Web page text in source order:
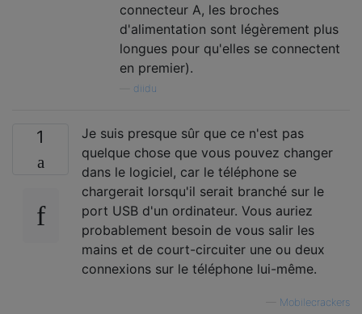
connecteur A, les broches
d'alimentation sont légèrement plus
longues pour qu'elles se connectent
en premier).
diidu
1
Je suis presque sûr que ce n'est pas
quelque chose que vous pouvez changer
dans le logiciel, car le téléphone se
chargerait lorsqu'il serait branché sur le
port USB d'un ordinateur. Vous auriez
probablement besoin de vous salir les
mains et de court-circuiter une ou deux
connexions sur le téléphone lui-même.
Mobilecrackers